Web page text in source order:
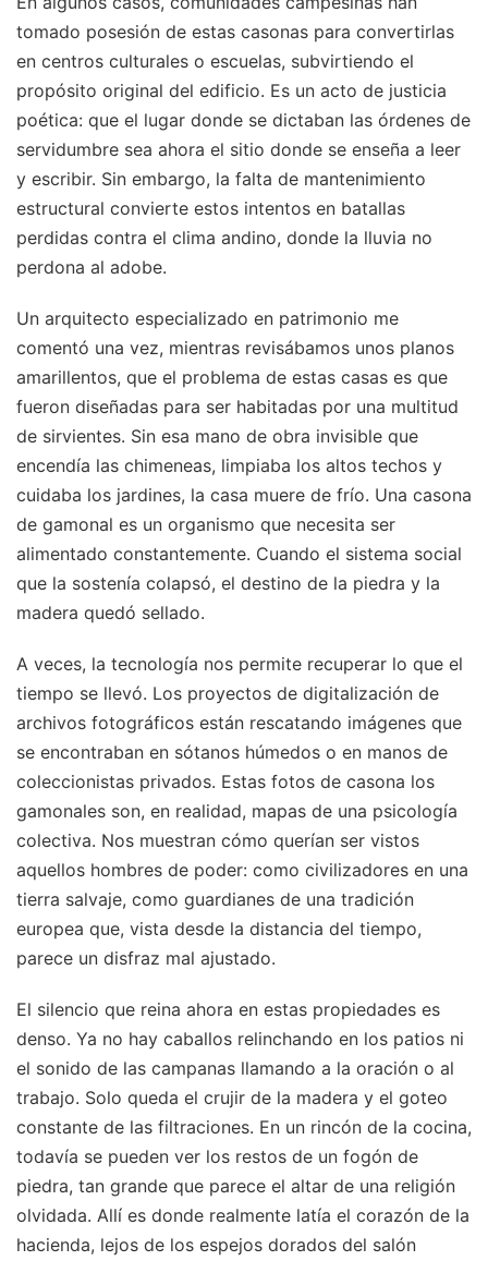
tomado posesión de estas casonas para convertirlas
en centros culturales o escuelas, subvirtiendo el
propósito original del edificio. Es un acto de justicia
poética: que el lugar donde se dictaban las órdenes de
servidumbre sea ahora el sitio donde se enseña a leer
y escribir. Sin embargo, la falta de mantenimiento
estructural convierte estos intentos en batallas
perdidas contra el clima andino, donde la lluvia no
perdona al adobe.
Un arquitecto especializado en patrimonio me
comentó una vez, mientras revisábamos unos planos
amarillentos, que el problema de estas casas es que
fueron diseñadas para ser habitadas por una multitud
de sirvientes. Sin esa mano de obra invisible que
encendía las chimeneas, limpiaba los altos techos y
cuidaba los jardines, la casa muere de frío. Una casona
de gamonal es un organismo que necesita ser
alimentado constantemente. Cuando el sistema social
que la sostenía colapsó, el destino de la piedra y la
madera quedó sellado.
A veces, la tecnología nos permite recuperar lo que el
tiempo se llevó. Los proyectos de digitalización de
archivos fotográficos están rescatando imágenes que
se encontraban en sótanos húmedos o en manos de
coleccionistas privados. Estas fotos de casona los
gamonales son, en realidad, mapas de una psicología
colectiva. Nos muestran cómo querían ser vistos
aquellos hombres de poder: como civilizadores en una
tierra salvaje, como guardianes de una tradición
europea que, vista desde la distancia del tiempo,
parece un disfraz mal ajustado.
El silencio que reina ahora en estas propiedades es
denso. Ya no hay caballos relinchando en los patios ni
el sonido de las campanas llamando a la oración o al
trabajo. Solo queda el crujir de la madera y el goteo
constante de las filtraciones. En un rincón de la cocina,
todavía se pueden ver los restos de un fogón de
piedra, tan grande que parece el altar de una religión
olvidada. Allí es donde realmente latía el corazón de la
hacienda, lejos de los espejos dorados del salón